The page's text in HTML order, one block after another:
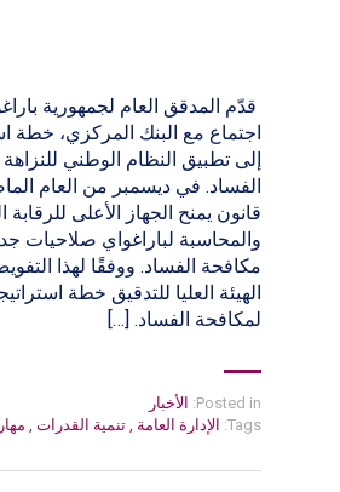
قدّم المدقق العام لجمهورية
اجتماع مع البنك المركزي، خطة
إلى تطبيق النظام الوطني
الفساد. في ديسمبر من العام
قانون يمنح الجهاز الأعلى للرقابة
والمحاسبة لباراغواي صلاحيات
مكافحة الفساد. ووفقًا لهذا
الهيئة العليا للتدقيق خطة
لمكافحة الفساد. […]
Posted in: الأخبار
Tags: الإدارة العامة , تنمية القدرات ,